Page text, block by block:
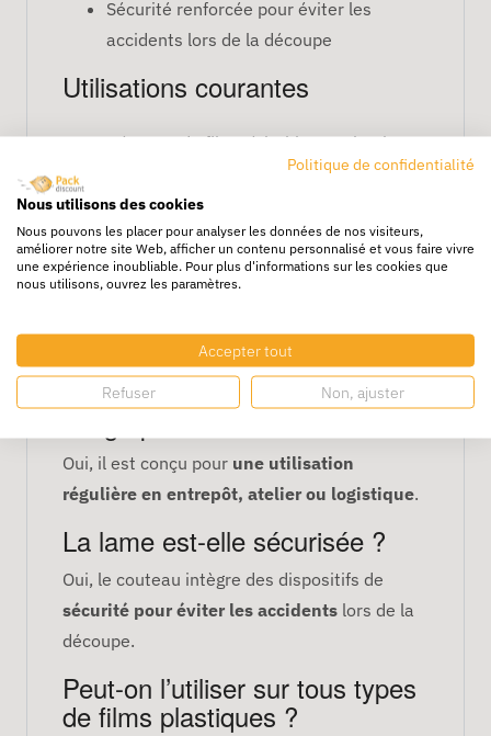
Sécurité renforcée pour éviter les
accidents lors de la découpe
Utilisations courantes
Découpe de films étirables et plastiques
Préparation de palettes et emballages
industriels
Opérations logistiques et entrepôts
Ateliers et zones de conditionnement
CASTRAT
Ce couteau est-il adapté à un
Oui, il est conçu pour une utilisation
régulière en entrepôt, atelier ou logistique.
La lame est-elle sécurisée ?
Oui, le couteau intègre des dispositifs de
sécurité pour éviter les accidents lors de la
découpe.
Peut-on l’utiliser sur tous types
de films plastiques ?
Politique de confidentialité
Nous utilisons des cookies
Nous pouvons les placer pour analyser les données de nos visiteurs,
améliorer notre site Web, afficher un contenu personnalisé et vous faire vivre
une expérience inoubliable. Pour plus d'informations sur les cookies que
nous utilisons, ouvrez les paramètres.
Accepter tout
Refuser Non, ajuster